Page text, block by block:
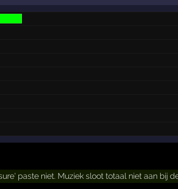
paste niet. Muziek sloot totaal niet aan bij